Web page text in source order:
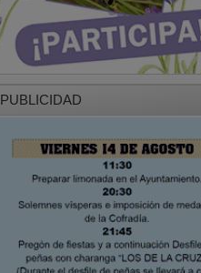
PUBLICIDAD